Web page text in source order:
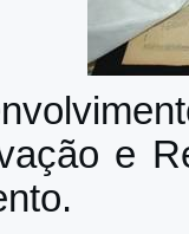
e